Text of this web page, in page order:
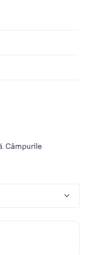
Câmpurile